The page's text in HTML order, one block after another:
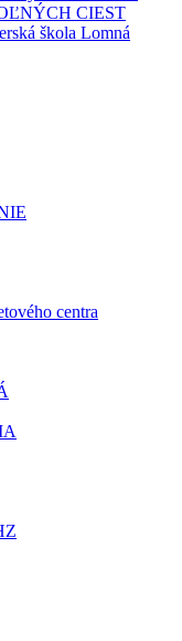
CIEST
škola Lomná
centra